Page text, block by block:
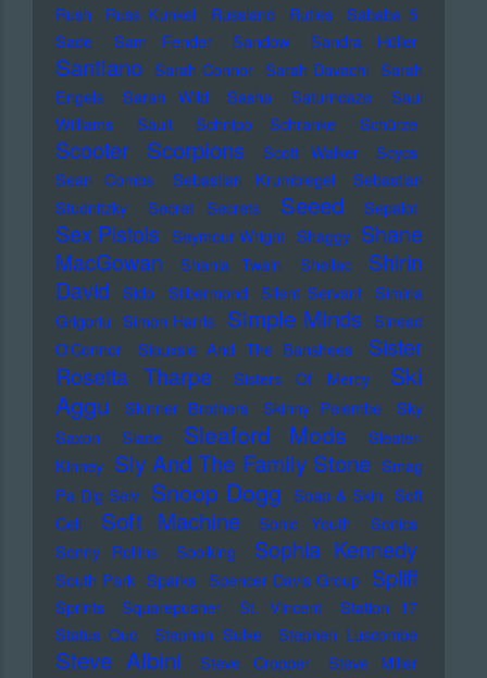
Rush
Russ Kunkel Russland Rutles
Sababa 5
Sade
Sam Fender Sandow Sandra Hüller
Santiano Sarah Connor Sarah Davachi Sarah
Engels
Sarah Wild Sasha Saturndaze
Saul
Williams
Sault Schnipo Schranke Schürze
Scooter Scorpions Scott Walker
Scycs
Sean Combs
Sebastian Krumbiegel
Sebastian
Studnitzky
Secret Secrets Seeed Sepalot
Sex Pistols Seymour Wright Shaggy Shane
MacGowan
Shania Twain Shellac
Shirin
David
Sido Silbermond Silent Servant Simina
Grigoriu Simon Harris Simple Minds Sinead
O'Connor
Siouxsie And The Banshees
Sister
Rosetta Tharpe
Sisters Of Mercy
Ski
Aggu
Skinner Brothers Skinny Pelembe
Sky
Saxon
Slade Sleaford Mods
Sleater-
Kinney Sly And The Family Stone Smag
Pa Dig Selv Snoop Dogg Soap & Skin Soft
Cell
Soft Machine Sonic Youth
Sonics
Sonny Rollins
Soolking Sophia Kennedy
South Park Sparks Spencer Davis Group Spliff
Sprints Squarepusher St. Vincent
Station 17
Status Quo
Stephan Sulke Stephen Luscombe
Steve Albini Steve Cropper
Steve Miller